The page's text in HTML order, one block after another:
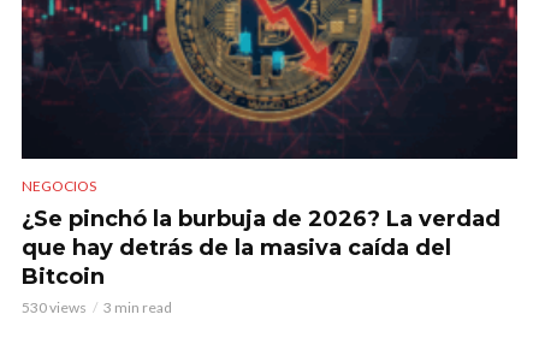
NEGOCIOS
¿Se pinchó la burbuja de 2026? La verdad
que hay detrás de la masiva caída del
Bitcoin
530 views 3 min read